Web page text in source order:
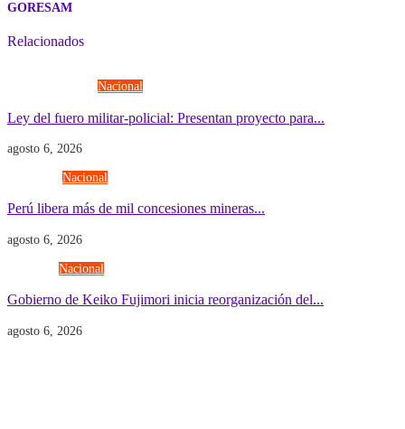
GORESAM
Relacionados
Nacional
Ley del fuero militar-policial: Presentan proyecto para...
agosto 6, 2026
Nacional
Perú libera más de mil concesiones mineras...
agosto 6, 2026
Nacional
Gobierno de Keiko Fujimori inicia reorganización del...
agosto 6, 2026